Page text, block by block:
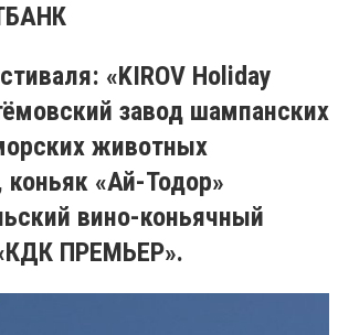
«KIROV Holiday
завод шампанских
животных
коньяк «Ай-Тодор»
вино-коньячный
ПРЕМЬЕР».